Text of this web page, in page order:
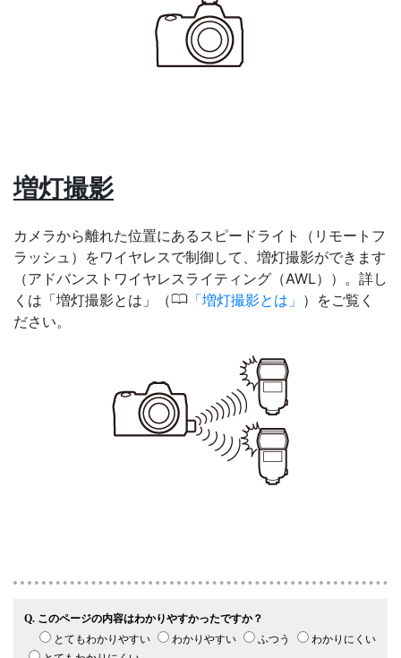
増灯撮影
カメラから離れた位置にあるスピードライト（リモートフ
ラッシュ）をワイヤレスで制御して、増灯撮影ができます
（アドバンストワイヤレスライティング（AWL））。詳し
くは「増灯撮影とは」（0 増灯撮影とは
）をご覧く
ださい。